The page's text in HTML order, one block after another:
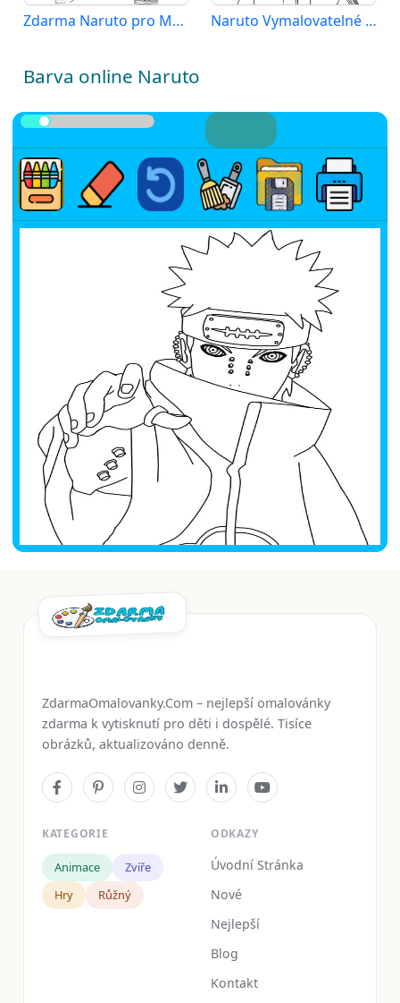
Zdarma Naruto pro Malé Děti Naruto Vymalovatelné pro Děti
Barva online Naruto
ZdarmaOmalovanky.Com – nejlepší omalovánky
zdarma k vytisknutí pro děti i dospělé. Tisíce
obrázků, aktualizováno denně.
KATEGORIE
Animace
Zvíře
Hry
Růžný
ODKAZY
Úvodní Stránka
Nové
Nejlepší
Blog
Kontakt